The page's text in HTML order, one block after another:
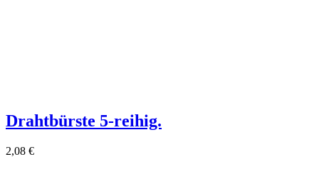
Drahtbürste 5-reihig.
2,08 €